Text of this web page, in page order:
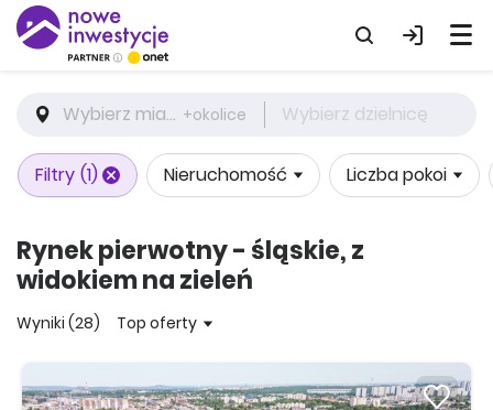
Wybierz miasto +okolice Wybierz dzielnicę
Filtry (1) Nieruchomość Liczba pokoi
Rynek pierwotny - śląskie, z
widokiem na zieleń
Wyniki (28) Top oferty